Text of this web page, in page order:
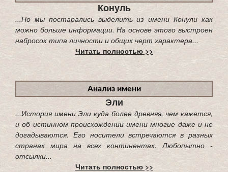
Конуль
...Но мы постарались выделить из имени Конули как
можно больше информации. На основе этого выстроен
набросок типа личности и общих черт характера...
Читать полностью >>
Анализ имени
Эли
...История имени Эли куда более древняя, чем кажется,
и об истинном происхождении имени многие даже и не
догадываются. Его носители встречаются в разных
странах мира на всех континентах. Любопытно -
отсылки...
Читать полностью >>